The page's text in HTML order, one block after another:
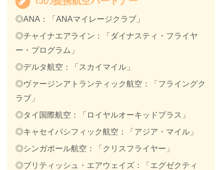
◎ANA：「ANAマイレージクラブ」
◎チャイナエアライン：「ダイナスティ・フライヤ
ー・プログラム」
◎デルタ航空：「スカイマイル」
◎ヴァージンアトランティック航空：「フライングク
ラブ」
◎タイ国際航空：「ロイヤルオーキッドプラス」
◎キャセイパシフィック航空：「アジア・マイル」
◎シンガポール航空：「クリスフライヤー」
◎ブリティッシュ・エアウェイズ：「エグゼクティ